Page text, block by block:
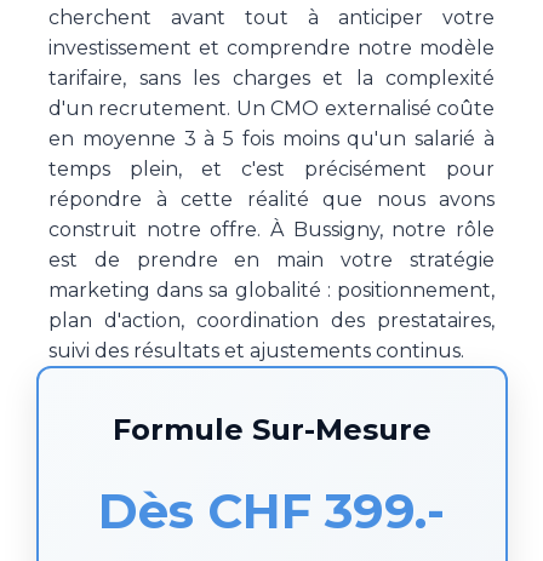
cherchent avant tout à anticiper votre
investissement et comprendre notre modèle
tarifaire, sans les charges et la complexité
d'un recrutement. Un CMO externalisé coûte
en moyenne 3 à 5 fois moins qu'un salarié à
temps plein, et c'est précisément pour
répondre à cette réalité que nous avons
construit notre offre. À Bussigny, notre rôle
est de prendre en main votre stratégie
marketing dans sa globalité : positionnement,
plan d'action, coordination des prestataires,
suivi des résultats et ajustements continus.
Formule Sur-Mesure
Dès CHF 399.-